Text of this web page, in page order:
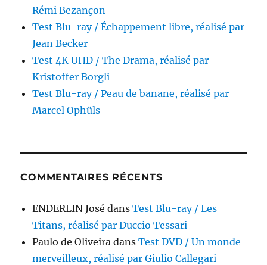
Rémi Bezançon
Test Blu-ray / Échappement libre, réalisé par
Jean Becker
Test 4K UHD / The Drama, réalisé par
Kristoffer Borgli
Test Blu-ray / Peau de banane, réalisé par
Marcel Ophüls
COMMENTAIRES RÉCENTS
ENDERLIN José dansTest Blu-ray / Les
Titans, réalisé par Duccio Tessari
Paulo de Oliveira dansTest DVD / Un monde
merveilleux, réalisé par Giulio Callegari